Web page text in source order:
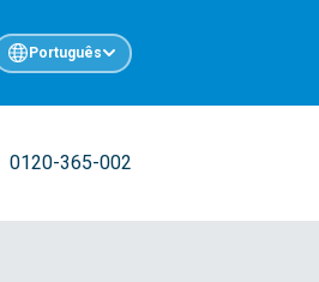
Português
0120-365-002